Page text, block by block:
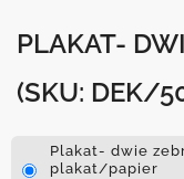
PLAKAT-
(SKU: DEK/
Plakat- dwie
plakat/papier